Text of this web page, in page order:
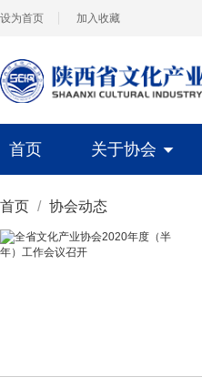
设为首页 加入收藏
首页 关于协会
首页 / 协会动态